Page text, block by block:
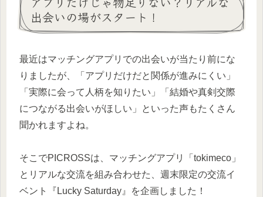
出会いの場がスタート！
最近はマッチングアプリでの出会いが当たり前にな
りましたが、「アプリだけだと関係が進みにくい」
「実際に会って人柄を知りたい」「結婚や真剣交際
につながる出会いがほしい」といった声もたくさん
聞かれますよね。
そこでPICROSSは、マッチングアプリ「tokimeco」
とリアルな交流を組み合わせた、週末限定の交流イ
ベント『Lucky Saturday』を企画しました！